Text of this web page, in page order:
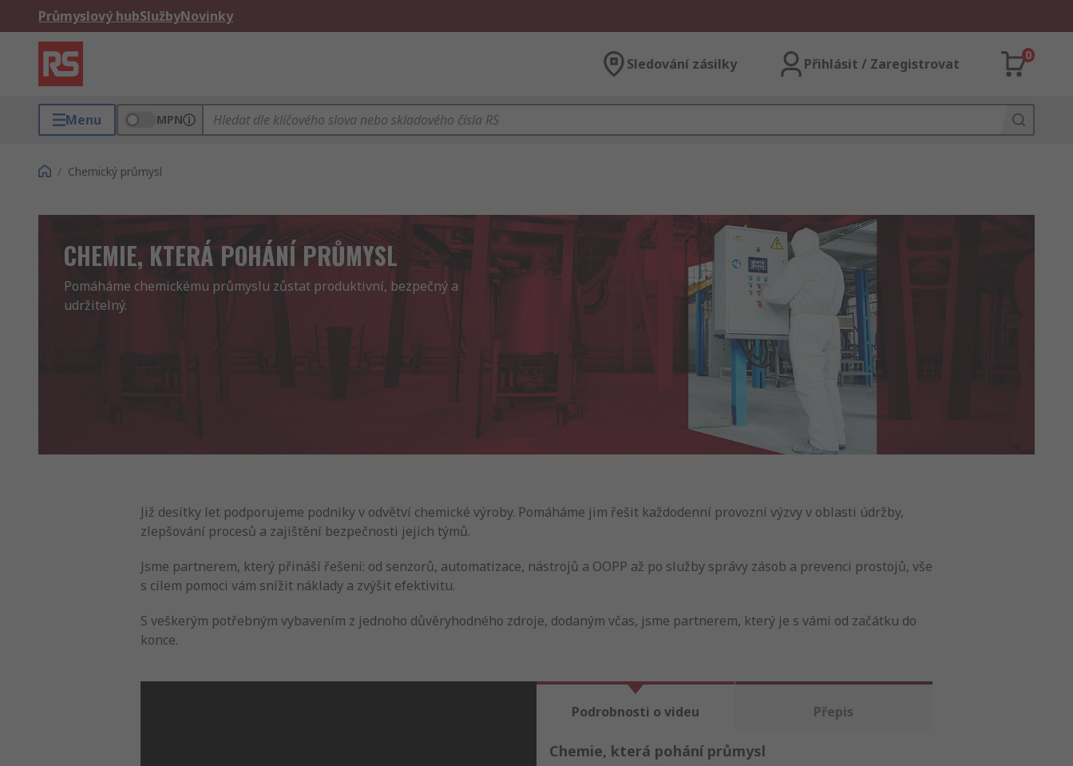
Průmyslový hubSlužbyNovinky
Sledování zásilky Přihlásit / Zaregistrovat
0
Menu MPN
/ Chemický průmysl
CHEMIE, KTERÁ POHÁNÍ PRŮMYSL
Pomáháme chemickému průmyslu zůstat produktivní, bezpečný a
udržitelný.
Již desítky let podporujeme podniky v odvětví chemické výroby. Pomáháme jim řešit každodenní provozní výzvy v oblasti údržby,
zlepšování procesů a zajištění bezpečnosti jejich týmů.
Jsme partnerem, který přináší řešení: od senzorů, automatizace, nástrojů a OOPP až po služby správy zásob a prevenci prostojů, vše
s cílem pomoci vám snížit náklady a zvýšit efektivitu.
S veškerým potřebným vybavením z jednoho důvěryhodného zdroje, dodaným včas, jsme partnerem, který je s vámi od začátku do
konce.
Podrobnosti o videu Přepis
Chemie, která pohání průmysl